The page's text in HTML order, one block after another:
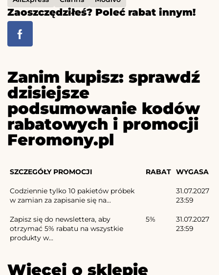
Zaoszczędziłeś? Poleć rabat innym!
Zanim kupisz: sprawdź
dzisiejsze
podsumowanie kodów
rabatowych i promocji
Feromony.pl
SZCZEGÓŁY PROMOCJI RABAT WYGASA
Codziennie tylko 10 pakietów próbek
w zamian za zapisanie się na...
31.07.2027
23:59
Zapisz się do newslettera, aby
otrzymać 5% rabatu na wszystkie
produkty w...
5%
31.07.2027
23:59
Więcej o sklepie